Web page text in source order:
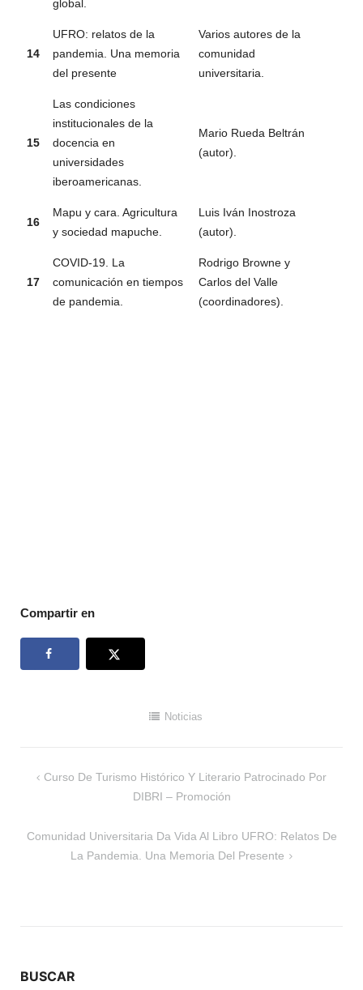
global.
14
UFRO: relatos de la
pandemia. Una memoria
del presente
Varios autores de la
comunidad
universitaria.
15
Las condiciones
institucionales de la
docencia en
universidades
iberoamericanas.
Mario Rueda Beltrán
(autor).
16
Mapu y cara. Agricultura
y sociedad mapuche.
Luis Iván Inostroza
(autor).
17
COVID-19. La
comunicación en tiempos
de pandemia.
Rodrigo Browne y
Carlos del Valle
(coordinadores).
Compartir en
Noticias
Navegación
Curso De Turismo Histórico Y Literario Patrocinado Por
DIBRI – Promoción
Comunidad Universitaria Da Vida Al Libro UFRO: Relatos De
La Pandemia. Una Memoria Del Presente
BUSCAR